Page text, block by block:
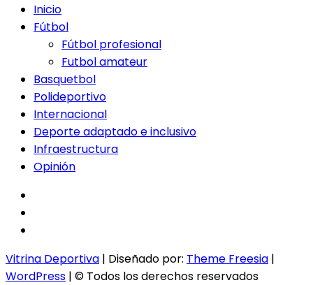
Inicio
Fútbol
Fútbol profesional
Futbol amateur
Basquetbol
Polideportivo
Internacional
Deporte adaptado e inclusivo
Infraestructura
Opinión
Vitrina Deportiva | Diseñado por: Theme Freesia |
WordPress | © Todos los derechos reservados